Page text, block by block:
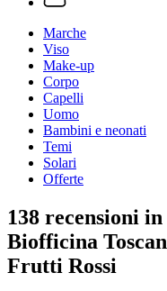
Marche
Viso
Make-up
Corpo
Capelli
Uomo
Bambini e neonati
Temi
Solari
Offerte
138 recensioni
Biofficina
Frutti Rossi